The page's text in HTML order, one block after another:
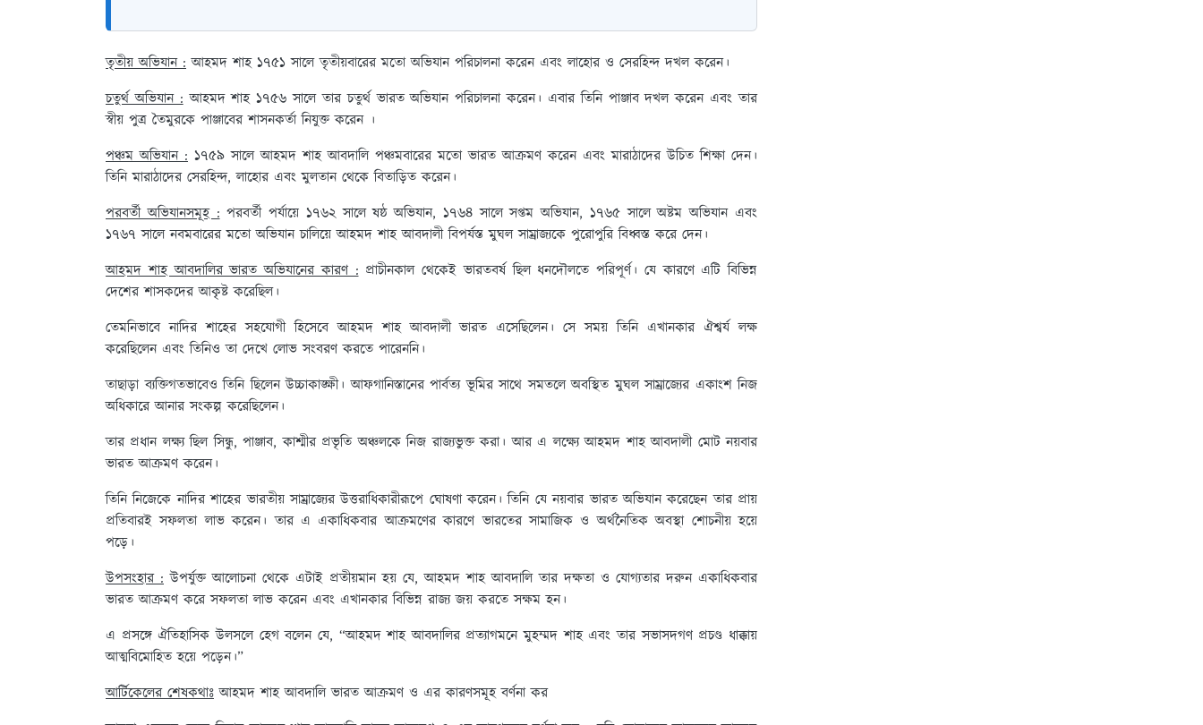
তৃতীয় অভিযান : আহমদ শাহ ১৭৫১ সালে তৃতীয়বারের মতো অভিযান পরিচালনা করেন এবং লাহোর ও সেরহিন্দ দখল করেন।
চতুৰ্থ অভিযান :আহমদ শাহ ১৭৫৬ সালে তার চতুর্থ ভারত অভিযান পরিচালনা করেন। এবার তিনি পাঞ্জাব দখল করেন এবং তার
স্বীয় পুত্র তৈমুরকে পাঞ্জাবের শাসনকর্তা নিযুক্ত করেন ।
পঞ্চম অভিযান : ১৭৫৯ সালে আহমদ শাহ আবদালি পঞ্চমবারের মতো ভারত আক্রমণ করেন এবং মারাঠাদের উচিত শিক্ষা দেন।
তিনি মারাঠাদের সেরহিন্দ, লাহোর এবং মুলতান থেকে বিতাড়িত করেন।
পরবর্তী অভিযানসমূহ :পরবর্তী পর্যায়ে ১৭৬২ সালে ষষ্ঠ অভিযান, ১৭৬৪ সালে সপ্তম অভিযান, ১৭৬৫ সালে অষ্টম অভিযান এবং
১৭৬৭ সালে নবমবারের মতো অভিযান চালিয়ে আহমদ শাহ আবদালী বিপর্যস্ত মুঘল সাম্রাজ্যকে পুরোপুরি বিধ্বস্ত করে দেন।
আহমদ শাহ আবদালির ভারত অভিযানের কারণ :প্রাচীনকাল থেকেই ভারতবর্ষ ছিল ধনদৌলতে পরিপূর্ণ। যে কারণে এটি বিভিন্ন
দেশের শাসকদের আকৃষ্ট করেছিল।
তেমনিভাবে নাদির শাহের সহযোগী হিসেবে আহমদ শাহ আবদালী ভারত এসেছিলেন। সে সময় তিনি এখানকার ঐশ্বর্য লক্ষ
করেছিলেন এবং তিনিও তা দেখে লোভ সংবরণ করতে পারেননি।
তাছাড়া ব্যক্তিগতভাবেও তিনি ছিলেন উচ্চাকাঙ্ক্ষী। আফগানিস্তানের পার্বত্য ভূমির সাথে সমতলে অবস্থিত মুঘল সাম্রাজ্যের একাংশ নিজ
অধিকারে আনার সংকল্প করেছিলেন।
তার প্রধান লক্ষ্য ছিল সিন্ধু, পাঞ্জাব, কাশ্মীর প্রভৃতি অঞ্চলকে নিজ রাজ্যভুক্ত করা। আর এ লক্ষ্যে আহমদ শাহ আবদালী মোট নয়বার
ভারত আক্রমণ করেন।
তিনি নিজেকে নাদির শাহের ভারতীয় সাম্রাজ্যের উত্তরাধিকারীরূপে ঘোষণা করেন। তিনি যে নয়বার ভারত অভিযান করেছেন তার প্রায়
প্রতিবারই সফলতা লাভ করেন। তার এ একাধিকবার আক্রমণের কারণে ভারতের সামাজিক ও অর্থনৈতিক অবস্থা শোচনীয় হয়ে
পড়ে।
উপসংহার : উপর্যুক্ত আলোচনা থেকে এটাই প্রতীয়মান হয় যে, আহমদ শাহ আবদালি তার দক্ষতা ও যোগ্যতার দরুন একাধিকবার
ভারত আক্রমণ করে সফলতা লাভ করেন এবং এখানকার বিভিন্ন রাজ্য জয় করতে সক্ষম হন।
এ প্রসঙ্গে ঐতিহাসিক উলসলে হেগ বলেন যে, “আহমদ শাহ আবদালির প্রত্যাগমনে মুহম্মদ শাহ এবং তার সভাসদগণ প্রচণ্ড ধাক্কায়
আত্মবিমোহিত হয়ে পড়েন।”
আর্টিকেলের শেষকথাঃ আহমদ শাহ আবদালি ভারত আক্রমণ ও এর কারণসমূহ বর্ণনা কর